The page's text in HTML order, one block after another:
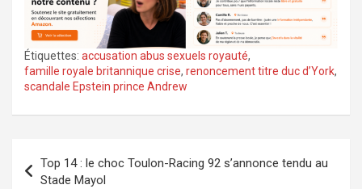
Étiquettes: accusation abus sexuels royauté,
famille royale britannique crise, renoncement titre duc d’York,
scandale Epstein prince Andrew
de
Top 14 : le choc Toulon-Racing 92 s’annonce tendu au
Stade Mayol